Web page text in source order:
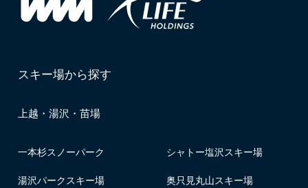
スキー場から探す
上越・湯沢・苗場
一本杉スノーパーク シャトー塩沢スキー場
湯沢パークスキー場 奥只見丸山スキー場